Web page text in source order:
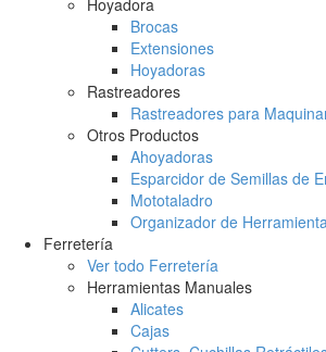
Hoyadora
Brocas
Extensiones
Hoyadoras
Rastreadores
Rastreadores para
Otros Productos
Ahoyadoras
Esparcidor de Semillas de
Mototaladro
Organizador de
Ferretería
Ver todo Ferretería
Herramientas Manuales
Alicates
Cajas